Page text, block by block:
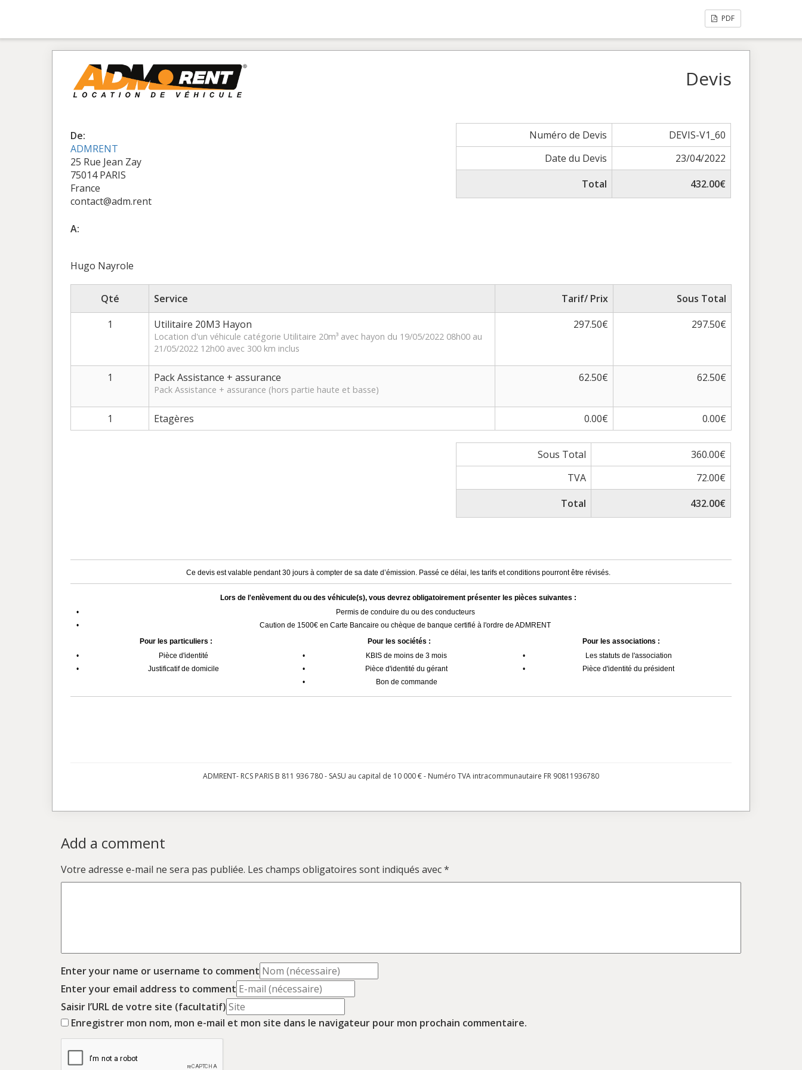
PDF
Devis
De:
ADMRENT
25 Rue Jean Zay
75014 PARIS
France
contact@adm.rent
Numéro de Devis
DEVIS-V1_60
Date du Devis
23/04/2022
Total
432.00€
A:
Hugo Nayrole
Qté Service Tarif/ Prix
Sous Total
1
Utilitaire 20M3 Hayon
Location d'un véhicule catégorie Utilitaire 20m³ avec hayon du 19/05/2022 08h00 au
21/05/2022 12h00 avec 300 km inclus
297.50€ 297.50€
1 Pack Assistance + assurance
Pack Assistance + assurance (hors partie haute et basse)
62.50€ 62.50€
1 Etagères 0.00€ 0.00€
Sous Total
360.00€
TVA
72.00€
Total
432.00€
Ce devis est valable pendant 30 jours à compter de sa date d’émission. Passé ce délai, les tarifs et conditions pourront être révisés.
Lors de l'enlèvement du ou des véhicule(s), vous devrez obligatoirement présenter les pièces suivantes :
•
Permis de conduire du ou des conducteurs
•
Caution de 1500€ en Carte Bancaire ou chèque de banque certifié à l'ordre de ADMRENT
Pour les particuliers :
•
Pièce d'identité
•
Justificatif de domicile
Pour les sociétés :
•
KBIS de moins de 3 mois
•
Pièce d'identité du gérant
•
Bon de commande
Pour les associations :
•
Les statuts de l'association
•
Pièce d'identité du président
ADMRENT- RCS PARIS B 811 936 780 - SASU au capital de 10 000 € - Numéro TVA intracommunautaire FR 90811936780
Add a comment
Votre adresse e-mail ne sera pas publiée. Les champs obligatoires sont indiqués avec*
Enter your name or username to comment
Enter your email address to comment
Saisir l’URL de votre site (facultatif)
Enregistrer mon nom, mon e-mail et mon site dans le navigateur pour mon prochain commentaire.